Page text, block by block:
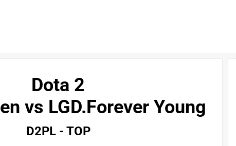
Dota 2
vs LGD.Forever Young
D2PL - TOP